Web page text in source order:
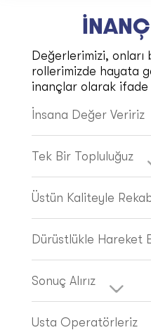
Değerlerimizi, onları
rollerimizde hayata
inançlar olarak ifade
İnsana Değer Veririz
Tek Bir Topluluğuz
Üstün Kaliteyle
Dürüstlükle Hareket
Sonuç Alırız
Usta Operatörleriz